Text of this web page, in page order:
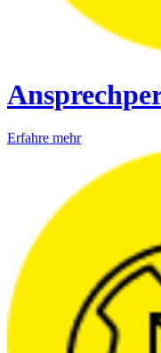
Erfahre mehr